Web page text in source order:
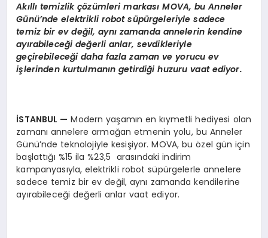
Akıllıtemizlikçözümleri markasıMOVA, bu Anneler
Günü’nde elektrikli robot süpürgeleriyle sadece
temiz bir ev değil, aynı zamanda annelerin kendine
ayırabileceği değerli anlar, sevdikleriyle
geçirebileceği daha fazla zaman ve yorucu ev
işlerinden kurtulmanın getirdiği huzuru vaat ediyor.
İSTANBUL — Modern yaşamın en kıymetli hediyesi olan
zamanı annelere armağan etmenin yolu, bu Anneler
Günü’nde teknolojiyle kesişiyor. MOVA, bu özel gün için
başlattığı %15 ila %23,5 arasındaki indirim
kampanyasıyla, elektrikli robot süpürgelerle annelere
sadece temiz bir ev değil, aynı zamanda kendilerine
ayırabileceği değerli anlar vaat ediyor.